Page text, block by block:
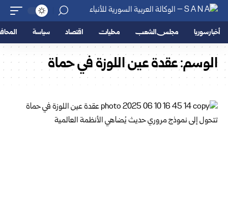
أخبار سوريا مجلس الشعب محليات اقتصاد سياسة
الوسم:عقدة عين اللوزة في حماة